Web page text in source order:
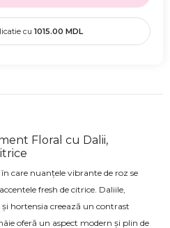
cu 1015.00 MDL
Floral cu Dalii,
care nuanțele vibrante de roz se
fresh de citrice. Daliile,
hortensia creează un contrast
oferă un aspect modern și plin de